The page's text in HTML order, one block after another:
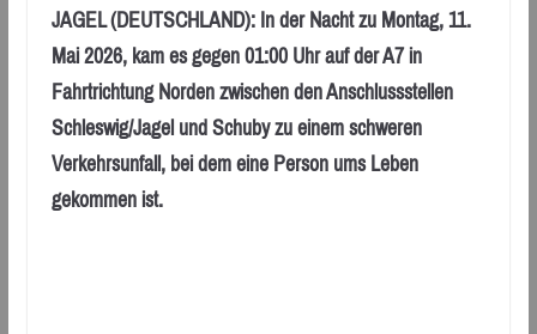
JAGEL (DEUTSCHLAND): In der Nacht zu Montag, 11.
Mai 2026, kam es gegen 01:00 Uhr auf der A7 in
Fahrtrichtung Norden zwischen den Anschlussstellen
Schleswig/Jagel und Schuby zu einem schweren
Verkehrsunfall, bei dem eine Person ums Leben
gekommen ist.